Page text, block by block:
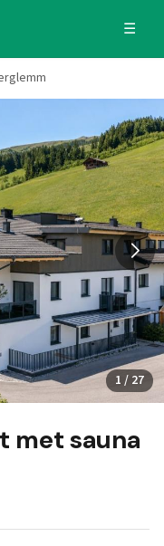
☰
1 / 27
met sauna